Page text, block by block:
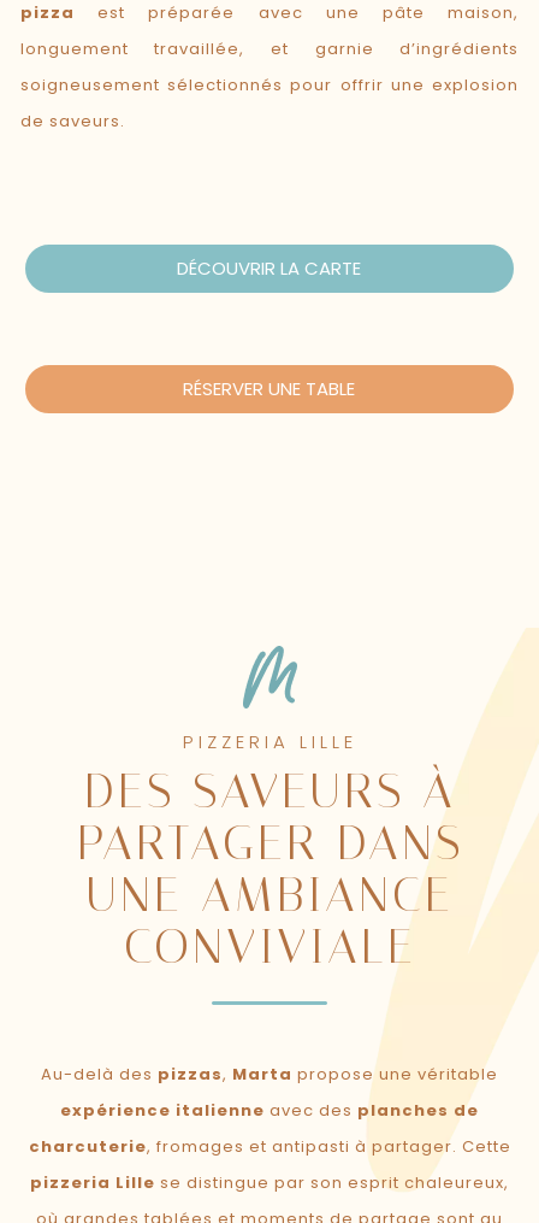
pizzaest préparée avec une pâte maison,
longuement travaillée, et garnie d’ingrédients
soigneusement sélectionnés pour offrir une explosion
de saveurs.
DÉCOUVRIR LA CARTE
RÉSERVER UNE TABLE
PIZZERIA LILLE
DES SAVEURS À
PARTAGER DANS
UNE AMBIANCE
CONVIVIALE
Au-delà des pizzas, Marta propose une véritable
expérience italienne avec des planches de
charcuterie, fromages et antipasti à partager. Cette
pizzeria Lille se distingue par son esprit chaleureux,